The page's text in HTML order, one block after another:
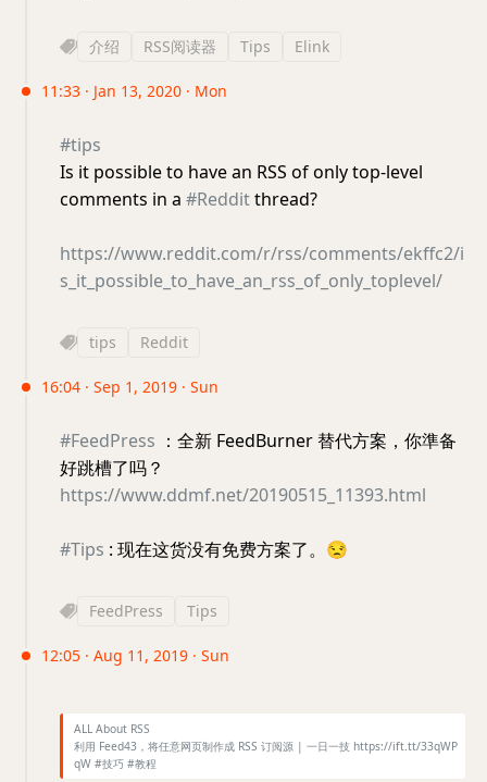
介绍 RSS阅读器 Tips Elink
11:33 · Jan 13, 2020 · Mon
#tips
Is it possible to have an RSS of only top-level
comments in a #Redditthread?
https://www.reddit.com/r/rss/comments/ekffc2/i
s_it_possible_to_have_an_rss_of_only_toplevel/
tips Reddit
16:04 · Sep 1, 2019 · Sun
#FeedPress ：全新 FeedBurner 替代方案，你準备
好跳槽了吗？
https://www.ddmf.net/20190515_11393.html
#Tips : 现在这货没有免费方案了。 😒
FeedPress Tips
12:05 · Aug 11, 2019 · Sun
ALL About RSS
利用 Feed43，将任意网页制作成 RSS 订阅源 | 一日一技 https://ift.tt/33qWP
qW #技巧 #教程